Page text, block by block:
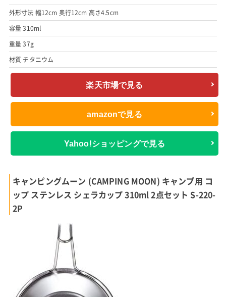
外形寸法 幅12cm 奥行12cm 高さ4.5cm
容量 310ml
重量 37g
材質 チタニウム
楽天市場で見る
amazonで見る
Yahoo!ショッピングで見る
キャンピングムーン (CAMPING MOON) キャンプ用 コ
ップ ステンレス シェラカップ 310ml 2点セット S-220-
2P